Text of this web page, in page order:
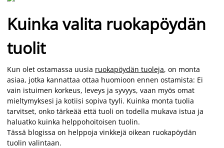
Kuinka valita ruokapöydän
tuolit
Kun olet ostamassa uusia ruokapöydän tuoleja, on monta
asiaa, jotka kannattaa ottaa huomioon ennen ostamista: Ei
vain istuimen korkeus, leveys ja syvyys, vaan myös omat
mieltymyksesi ja kotiisi sopiva tyyli. Kuinka monta tuolia
tarvitset, onko tärkeää että tuoli on todella mukava istua ja
haluatko kuinka helppohoitoisen tuolin.
Tässä blogissa on helppoja vinkkejä oikean ruokapöydän
tuolin valintaan.